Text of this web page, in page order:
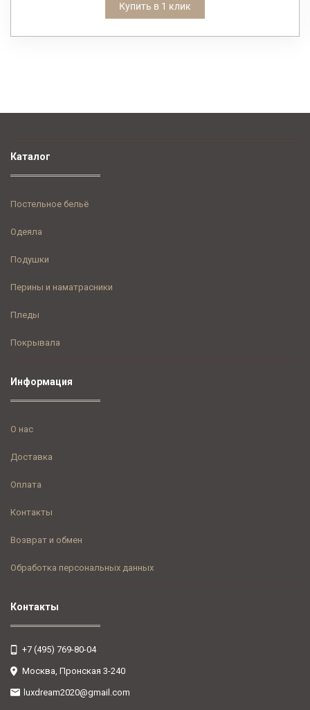
Купить в 1 клик
Контакты
+7 (495) 769-80-04
Москва, Пронская 3-240
luxdream2020@gmail.com
Каталог
Постельное бельё
Одеяла
Подушки
Перины и наматрасники
Пледы
Покрывала
Информация
О нас
Доставка
Оплата
Контакты
Возврат и обмен
Обработка персональных данных